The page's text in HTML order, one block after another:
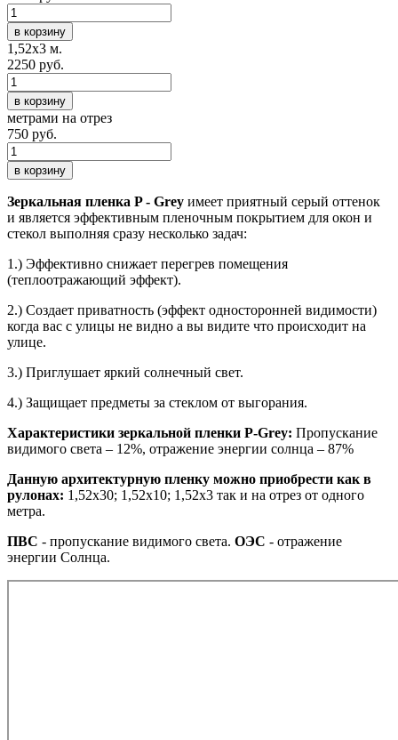
в корзину
1,52х3 м.
2250 руб.
в корзину
метрами на отрез
750 руб.
в корзину
Зеркальная пленка P - Grey имеет приятный серый оттенок
и является эффективным пленочным покрытием для окон и
стекол выполняя сразу несколько задач:
1.) Эффективно снижает перегрев помещения
(теплоотражающий эффект).
2.) Создает приватность (эффект односторонней видимости)
когда вас с улицы не видно а вы видите что происходит на
улице.
3.) Приглушает яркий солнечный свет.
4.) Защищает предметы за стеклом от выгорания.
Характеристики зеркальной пленки P-Grey: Пропускание
видимого света – 12%, отражение энергии солнца – 87%
Данную архитектурную пленку можно приобрести как в
рулонах: 1,52х30; 1,52х10; 1,52x3 так и на отрез от одного
метра.
ПВС - пропускание видимого света. ОЭС - отражение
энергии Солнца.